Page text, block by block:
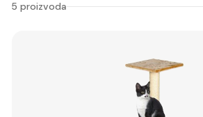
5 proizvoda